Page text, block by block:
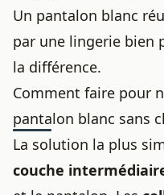
Un pantalon blanc
par une lingerie bien
la différence.
Comment faire pour
pantalon blanc sans
La solution la plus
couche